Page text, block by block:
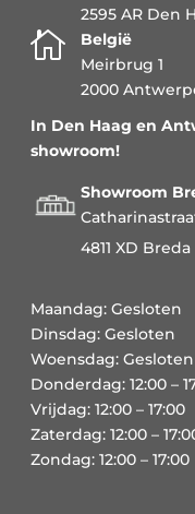
2595 AR Den

België
Meirbrug 1
2000
In Den Haag en
showroom!
Showroom
4811 XD Breda
Maandag: Gesloten
Dinsdag: Gesloten
Woensdag: Gesloten
Donderdag: 12:00 –
Vrijdag: 12:00 – 17:00
Zaterdag: 12:00 –
Zondag: 12:00 – 17:00